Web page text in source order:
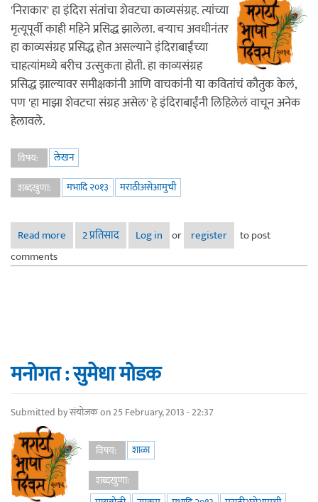
'निराकार' हा इंदिरा संतांचा शेवटचा काव्यसंग्रह. त्यांच्या
मृत्यूपूर्वी काही महिने प्रसिद्ध झालेला. बर्‍याच अवधीनंतर
हा काव्यसंग्रह प्रसिद्ध होत असल्याने इंदिराबाईंच्या
चाहत्यांमध्ये बरीच उत्सुकता होती. हा काव्यसंग्रह
प्रसिद्ध झाल्यावर समीक्षकांनी आणि वाचकांनी या कवितांचं कौतुक केलं,
पण 'हा माझा शेवटचा संग्रह असेल' हे इंदिराबाईंनी लिहिलेलं वाचून अनेक
हेलावले.
विषय:
लेखन
शब्दखुणा:
मभादि २०१३ मराठीअसेआमुची
Read more about ’निराकार’ - उषा मेहता
2 प्रतिसाद Log in or register
to post
comments
मनोगत : सुमेधा मोडक
Submitted byसंयोजकon 25 February, 2013 - 22:37
विषय:
शाळा
शब्दखुणा: